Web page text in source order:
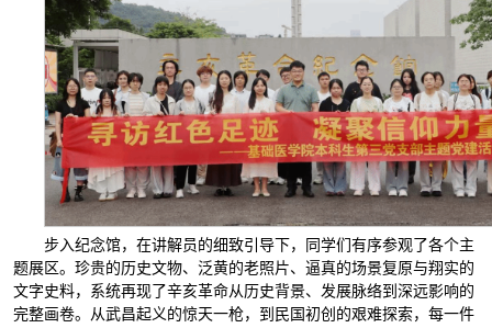
步入纪念馆，在讲解员的细致引导下，同学们有序参观了各个主
题展区。珍贵的历史文物、泛黄的老照片、逼真的场景复原与翔实的
文字史料，系统再现了辛亥革命从历史背景、发展脉络到深远影响的
完整画卷。从武昌起义的惊天一枪，到民国初创的艰难探索，每一件